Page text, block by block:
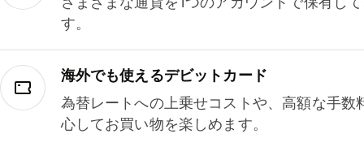
す。
海外でも使えるデビットカード
為替レートへの上乗せコストや、高額な手数
心してお買い物を楽しめます。